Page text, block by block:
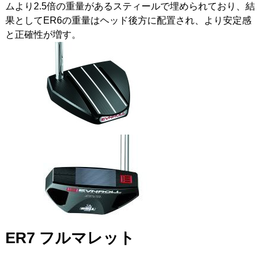
ムより2.5倍の重量があるスティールで埋められており、結
果としてER6の重量はヘッド後方に配置され、より安定感
と正確性が増す。
ER7 フルマレット